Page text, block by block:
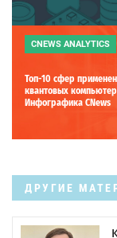
CNEWS ANALYTICS
Топ-10 сфер
квантовых
Инфографика CNews
ДРУГИЕ